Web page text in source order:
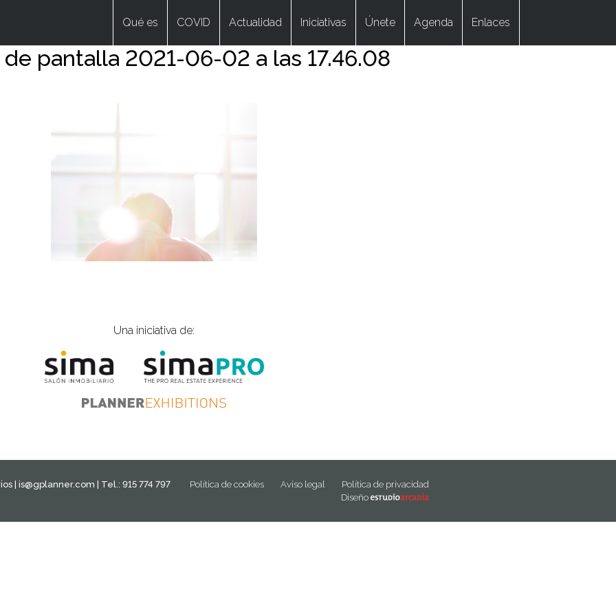
Qué es COVID Actualidad Iniciativas Únete Agenda Enlaces
pantalla 2021-06-02 a las 17.46.08
Una iniciativa de:
| is@gplanner.com | Tel.: 915 774 797 Política de cookies Aviso legal
Política de privacidad
Diseño